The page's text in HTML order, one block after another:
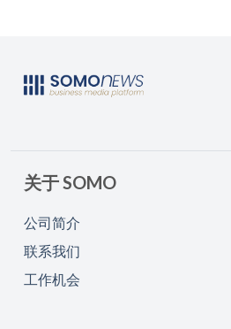
关于 SOMO
公司简介
联系我们
工作机会